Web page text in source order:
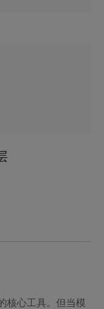
核心工具。但当模